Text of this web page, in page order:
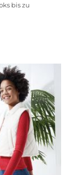
bis zu